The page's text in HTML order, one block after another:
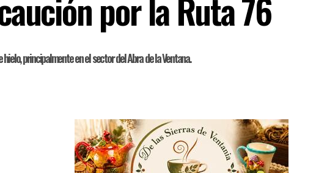
principalmente en el sector del Abra de la Ventana.